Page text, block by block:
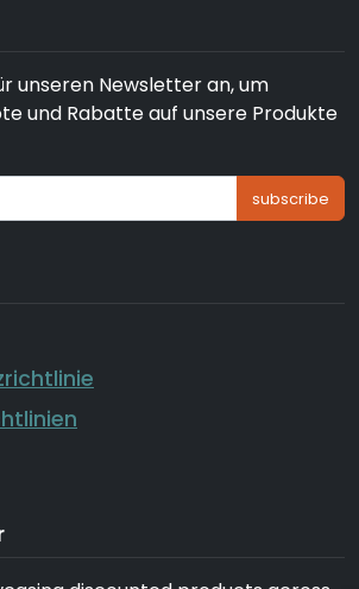
unseren Newsletter an, um
und Rabatte auf unsere Produkte
subscribe